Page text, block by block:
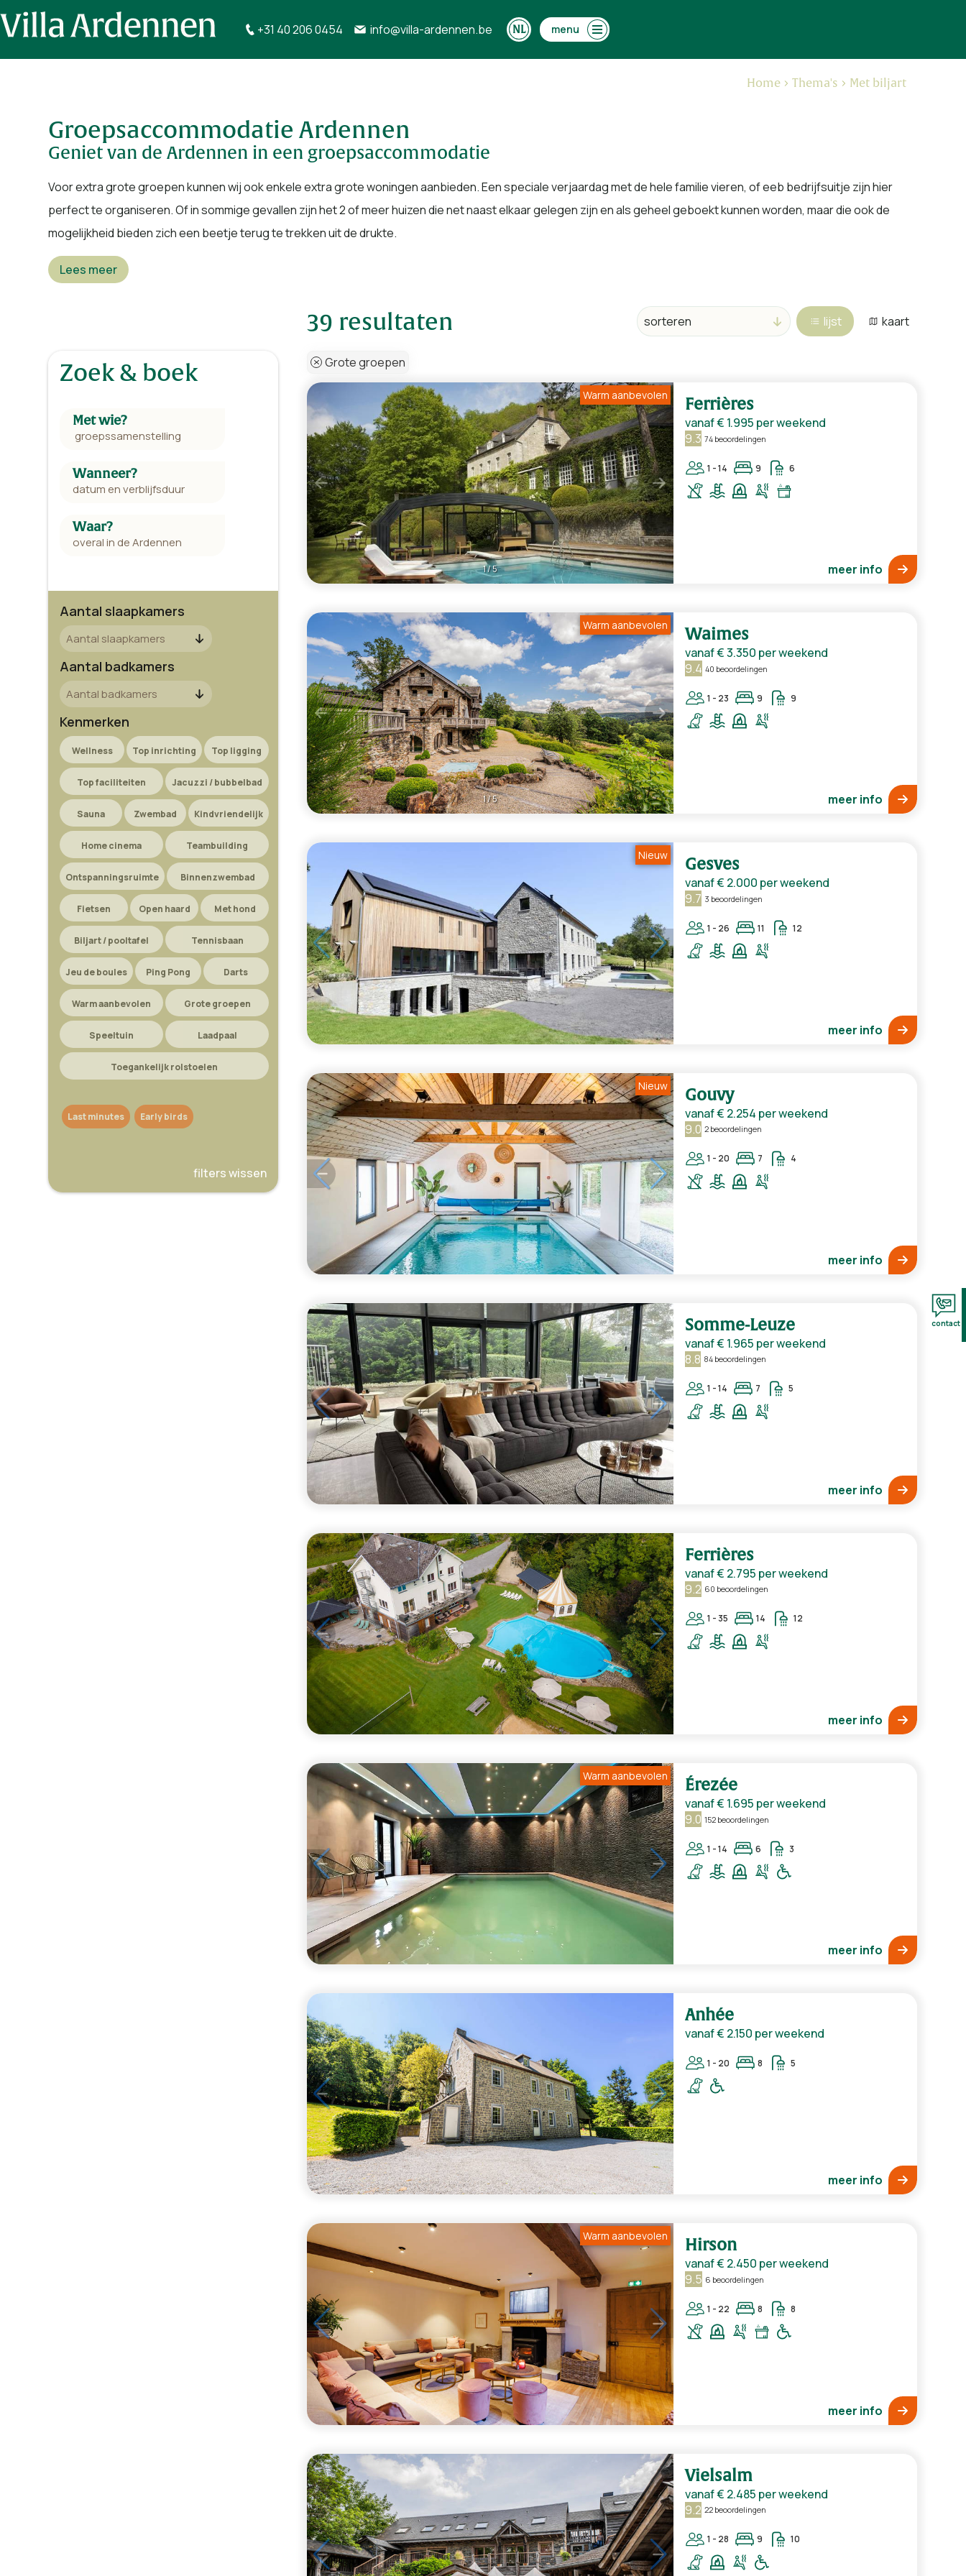
+31 40 206 0454 info@villa-ardennen.be menu
Home Thema's Met biljart
Groepsaccommodatie Ardennen
Geniet van de Ardennen in een groepsaccommodatie
Voor extra grote groepen kunnen wij ook enkele extra grote woningen aanbieden. Een speciale verjaardag met de hele familie vieren, of eeb bedrijfsuitje zijn hier
perfect te organiseren. Of in sommige gevallen zijn het 2 of meer huizen die net naast elkaar gelegen zijn en als geheel geboekt kunnen worden, maar die ook de
mogelijkheid bieden zich een beetje terug te trekken uit de drukte.
Lees meer
resultaten lijst kaart
Zoek & boek
Met wie?
Wanneer?
Waar?
Aantal slaapkamers
Aantal badkamers
Kenmerken
Wellness Top inrichting Top ligging
Top faciliteiten Jacuzzi / bubbelbad
Sauna Zwembad Kindvriendelijk
Home cinema Teambuilding
Ontspanningsruimte Binnenzwembad
Fietsen Open haard Met hond
Biljart / pooltafel Tennisbaan
Jeu de boules Ping Pong Darts
Warm aanbevolen Grote groepen
Speeltuin Laadpaal
Toegankelijk rolstoelen
Last minutes Early birds
filters wissen
Grote groepen
Ferrières
vanaf€ 1.995 per weekend
9.3 74 beoordelingen
1 - 14 9 6
meer info
1/5
Warm aanbevolen
Waimes
vanaf€ 3.350 per weekend
9.4 40 beoordelingen
1 - 23 9 9
meer info
1/5
Warm aanbevolen
Gesves
vanaf€ 2.000 per weekend
9.7 3 beoordelingen
1 - 26 11 12
meer info
1/5
Nieuw
Gouvy
vanaf€ 2.254 per weekend
9.0 2 beoordelingen
1 - 20 7 4
meer info
1 5
Nieuw
Somme-Leuze
vanaf€ 1.965 per weekend
8.8 84 beoordelingen
1 - 14 7 5
meer info
1/5
Ferrières
vanaf€ 2.795 per weekend
9.2 60 beoordelingen
1 - 35 14 12
meer info
1 /5
Érezée
vanaf€ 1.695 per weekend
9.0 152 beoordelingen
1 - 14 6 3
meer info
/
Warm aanbevolen
Anhée
vanaf€ 2.150 per weekend
1 - 20 8 5
meer info
1/5
Hirson
vanaf€ 2.450 per weekend
9.5 6 beoordelingen
1 - 22 8 8
meer info
/5
Warm aanbevolen
Vielsalm
vanaf€ 2.485 per weekend
9.2 22 beoordelingen
1 - 28 9 10
contact